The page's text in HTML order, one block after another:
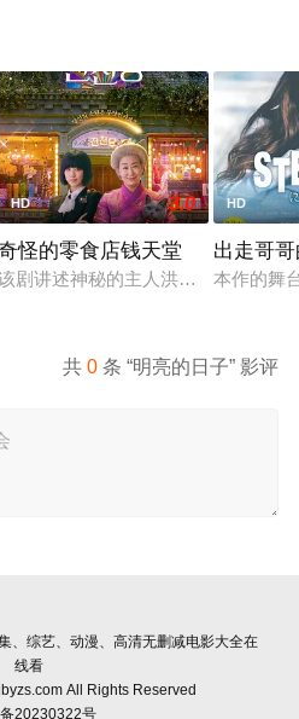
王廖爷将携600余公斤毒品来云交
HD 3.0
怪的零食店钱天堂
剧讲述神秘的主人洪子卖能够实现
HD
出走哥
本作的舞
共0 条 “明亮的日子” 影评
、综艺、动漫、高清无删减电影大全在
线看
All Rights Reserved
20230322号